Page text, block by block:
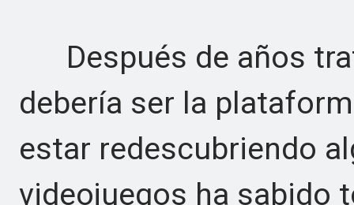
Después de años
debería ser la
estar redescubriendo
videojuegos ha sabido